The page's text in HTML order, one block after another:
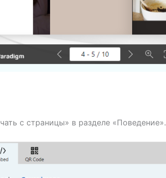
с страницы» в разделе «Поведение».